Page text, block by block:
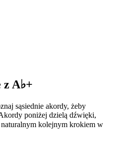
A♭+
sąsiednie akordy, żeby
poniżej dzielą dźwięki,
kolejnym krokiem w